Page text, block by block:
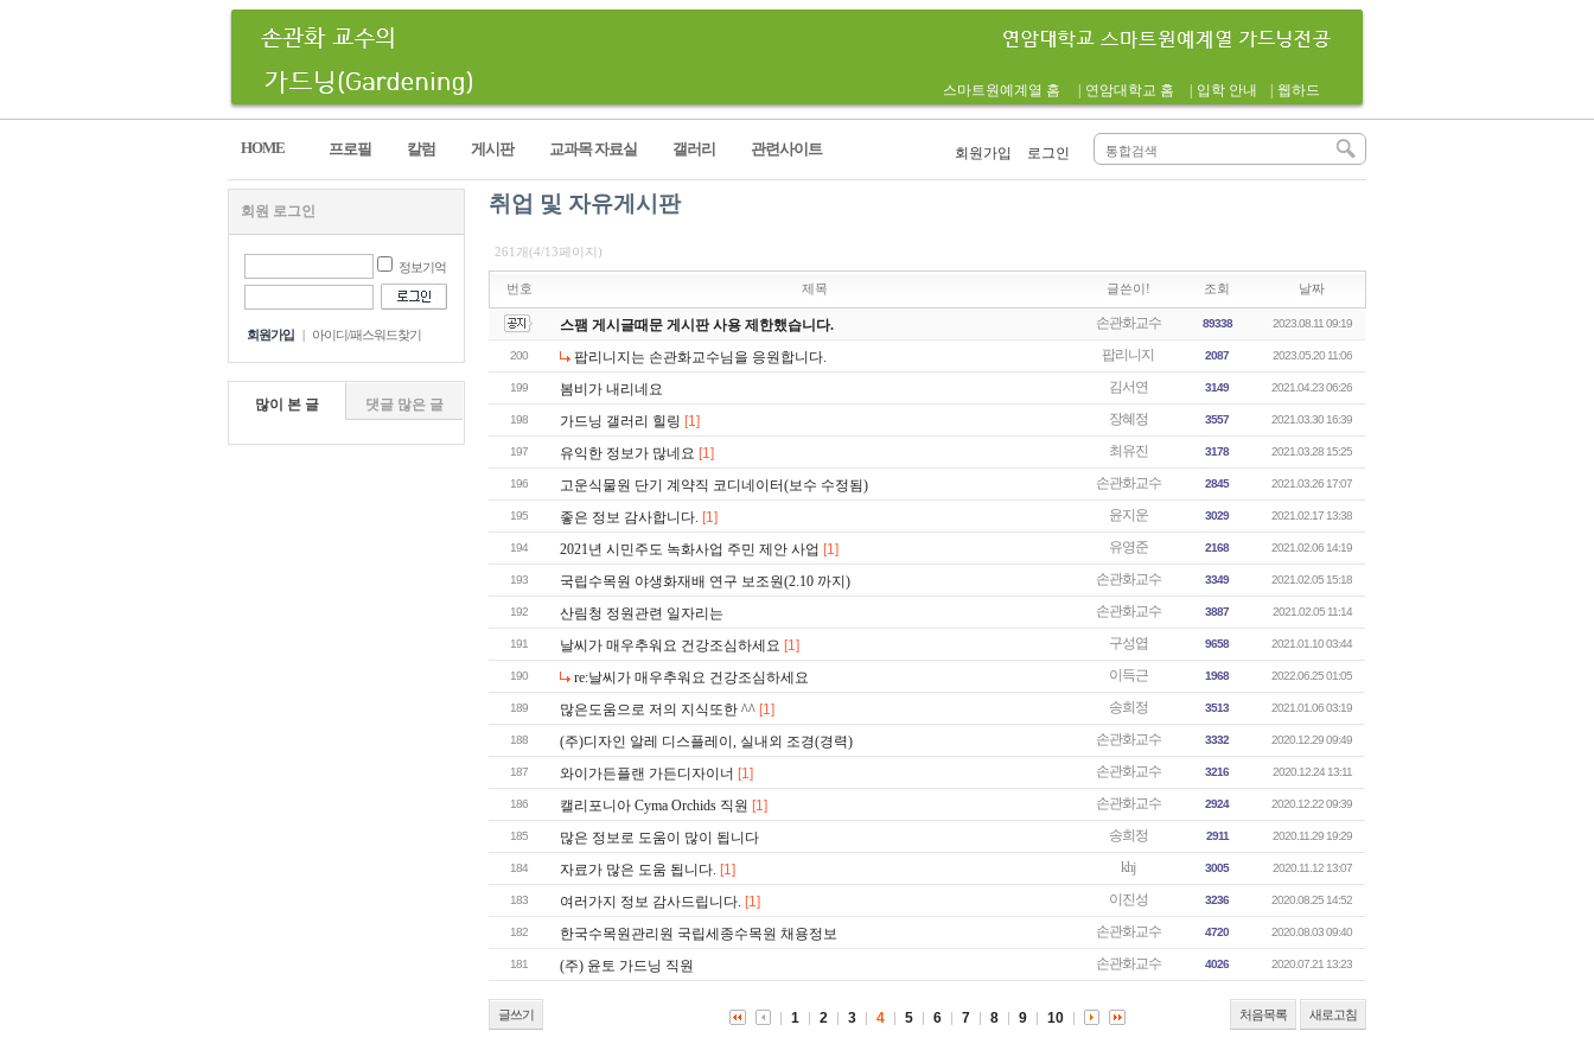
스마트원예계열 홈 연암대학교 홈 입학 안내 웹하드
회원가입 로그인
HOME 프로필 칼럼 게시판 교과목 자료실 갤러리 관련사이트
회원 로그인
정보기억
회원가입 | 아이디/패스워드찾기
많이 본 글 댓글 많은 글
취업 및 자유게시판
261개(4/13페이지)
번호 제목 글쓴이! 조회 날짜
스팸 게시글때문 게시판 사용 제한했습니다. 손관화교수 89338 2023.08.11 09:19
200 팝리니지는 손관화교수님을 응원합니다. 팝리니지 2087 2023.05.20 11:06
199 봄비가 내리네요 김서연 3149 2021.04.23 06:26
198 가드닝 갤러리 힐링 [1] 장혜정 3557 2021.03.30 16:39
197 유익한 정보가 많네요 [1] 최유진 3178 2021.03.28 15:25
196 고운식물원 단기 계약직 코디네이터(보수 수정됨) 손관화교수 2845 2021.03.26 17:07
195 좋은 정보 감사합니다. [1] 윤지운 3029 2021.02.17 13:38
194 2021년 시민주도 녹화사업 주민 제안 사업 [1] 유영준 2168 2021.02.06 14:19
193 국립수목원 야생화재배 연구 보조원(2.10 까지) 손관화교수 3349 2021.02.05 15:18
192 산림청 정원관련 일자리는 손관화교수 3887 2021.02.05 11:14
191 날씨가 매우추워요 건강조심하세요 [1] 구성엽 9658 2021.01.10 03:44
190 re:날씨가 매우추워요 건강조심하세요 이득근 1968 2022.06.25 01:05
189 많은도움으로 저의 지식또한 ^^ [1] 송희정 3513 2021.01.06 03:19
188 (주)디자인 알레 디스플레이, 실내외 조경(경력) 손관화교수 3332 2020.12.29 09:49
187 와이가든플랜 가든디자이너 [1] 손관화교수 3216 2020.12.24 13:11
186 캘리포니아 Cyma Orchids 직원 [1] 손관화교수 2924 2020.12.22 09:39
185 많은 정보로 도움이 많이 됩니다 송희정 2911 2020.11.29 19:29
184 자료가 많은 도움 됩니다. [1] khj 3005 2020.11.12 13:07
183 여러가지 정보 감사드립니다. [1] 이진성 3236 2020.08.25 14:52
182 한국수목원관리원 국립세종수목원 채용정보 손관화교수 4720 2020.08.03 09:40
181 (주) 윤토 가드닝 직원 손관화교수 4026 2020.07.21 13:23
글쓰기 처음목록 새로고침
1 2 3 4 5 6 7 8 9 10